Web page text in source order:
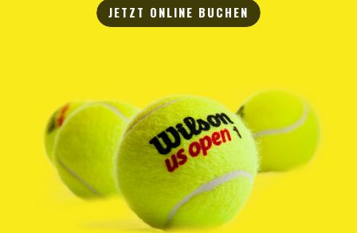
JETZT ONLINE BUCHEN